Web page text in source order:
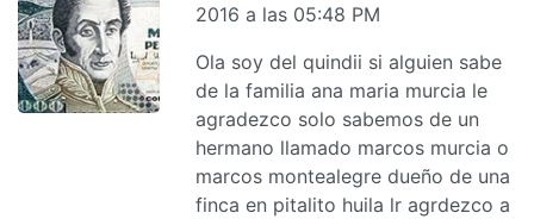
2016 a las 05:48 PM
Ola soy del quindii si alguien sabe
de la familia ana maria murcia le
agradezco solo sabemos de un
hermano llamado marcos murcia o
marcos montealegre dueño de una
finca en pitalito huila lr agrdezco a